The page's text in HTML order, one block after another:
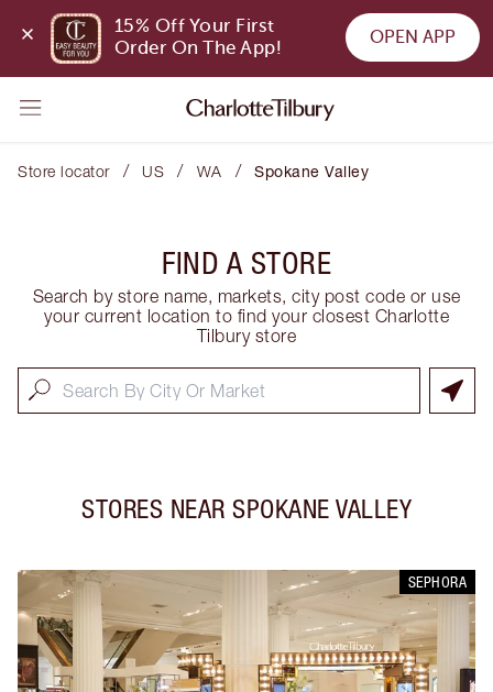
15% Off Your First
Order On The App!
OPEN APP
Store locator / US / WA / Spokane Valley
FIND A STORE
Search by store name, markets, city post code or use
your current location to find your closest Charlotte
Tilbury store
STORES NEAR SPOKANE VALLEY
SEPHORA